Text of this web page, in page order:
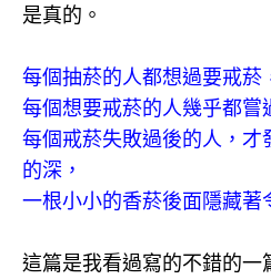
是真的。
每個抽菸的人都想過要戒菸
每個想要戒菸的人幾乎都嘗
每個戒菸失敗過後的人，
的深，
一根小小的香菸後面隱藏著
這篇是我看過寫的不錯的一